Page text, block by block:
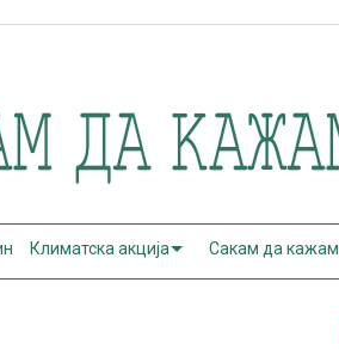
Климатска акција Сакам да кажам